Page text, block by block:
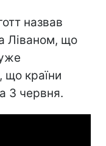
назвав
Ліваном, що
що країни
3 червня.